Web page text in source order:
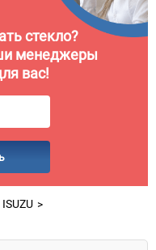
стекло?
менеджеры
вас!
ISUZU